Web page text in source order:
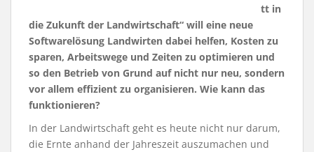
tt in
die Zukunft der Landwirtschaft“ will eine neue
Softwarelösung Landwirten dabei helfen, Kosten zu
sparen, Arbeitswege und Zeiten zu optimieren und
so den Betrieb von Grund auf nicht nur neu, sondern
vor allem effizient zu organisieren. Wie kann das
funktionieren?
In der Landwirtschaft geht es heute nicht nur darum,
die Ernte anhand der Jahreszeit auszumachen und